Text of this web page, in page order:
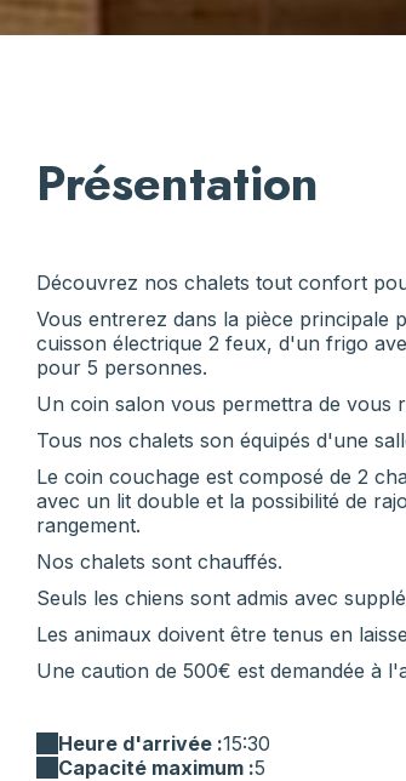
Présentation
Découvrez nos chalets tout confort
Vous entrerez dans la pièce principale
cuisson électrique 2 feux, d'un frigo
pour 5 personnes.
Un coin salon vous permettra de vous
Tous nos chalets son équipés d'une
Le coin couchage est composé de 2
avec un lit double et la possibilité de
rangement.
Nos chalets sont chauffés.
Seuls les chiens sont admis avec
Les animaux doivent être tenus en
Une caution de 500€ est demandée à
Heure d'arrivée :15:30
Capacité maximum :5